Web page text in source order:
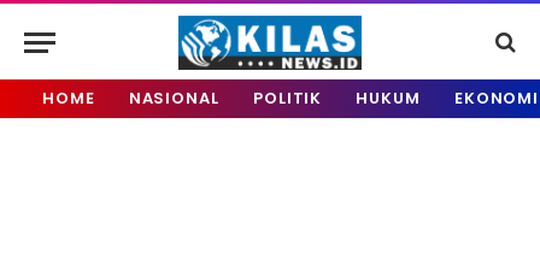
HOME NASIONAL POLITIK HUKUM EKONOMI